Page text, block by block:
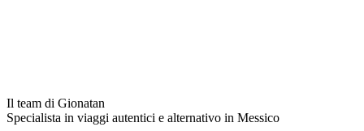
Il team di Gionatan
Specialista in viaggi autentici e alternativo in Messico